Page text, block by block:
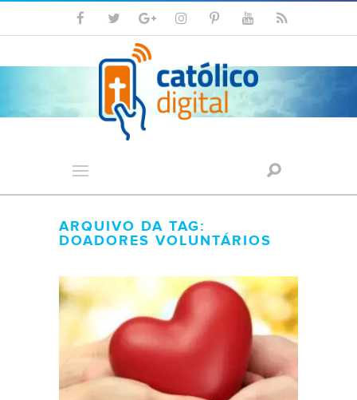
ARQUIVO DA TAG:
DOADORES VOLUNTÁRIOS